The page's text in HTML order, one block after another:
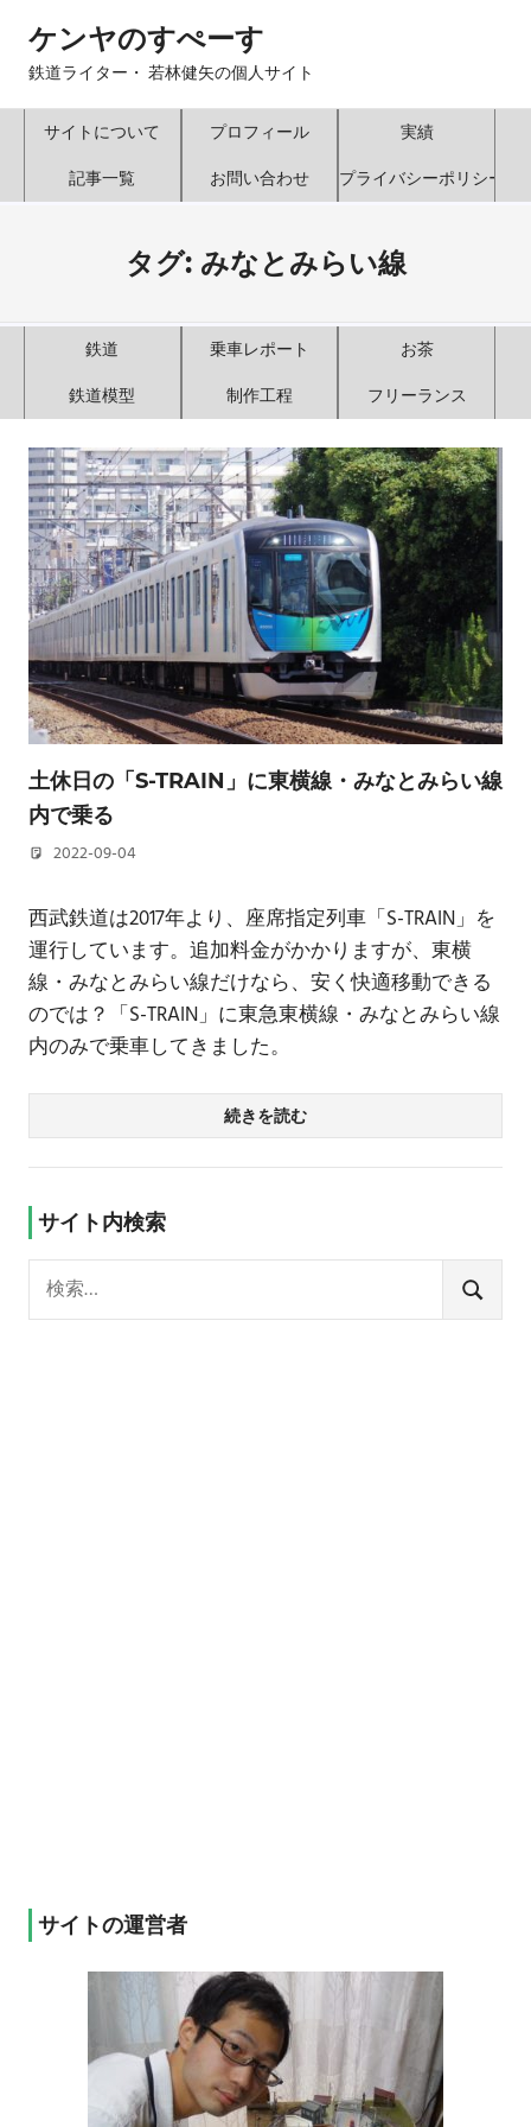
ン
ケンヤのすぺーす
鉄道ライター・ 若林健矢の個人サイト
サイトについて プロフィール
実績
記事一覧
お問い合わせ プライバシーポリシー
タグ: みなとみらい線
鉄道 乗車レポート
お茶
鉄道模型
制作工程 フリーランス
土休日の「S-TRAIN」に東横線・みなとみらい線
内で乗る
2022-09-04
西武鉄道は2017年より、座席指定列車「S-TRAIN」を
運行しています。追加料金がかかりますが、東横
線・みなとみらい線だけなら、安く快適移動できる
のでは？「S-TRAIN」に東急東横線・みなとみらい線
内のみで乗車してきました。
続きを読む
サイト内検索
索:
検
索
サイトの運営者